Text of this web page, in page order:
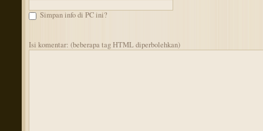
Simpan info di PC ini?
Isi komentar: (beberapa tag HTML diperbolehkan)